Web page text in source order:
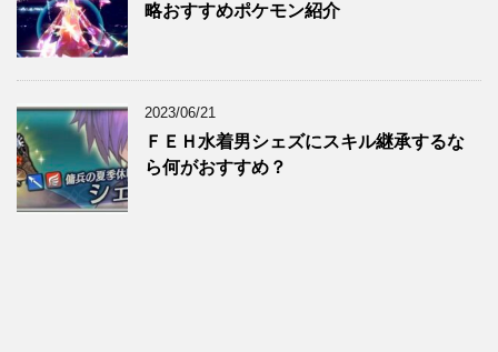
略おすすめポケモン紹介
2023/06/21
ＦＥＨ水着男シェズにスキル継承するな
ら何がおすすめ？